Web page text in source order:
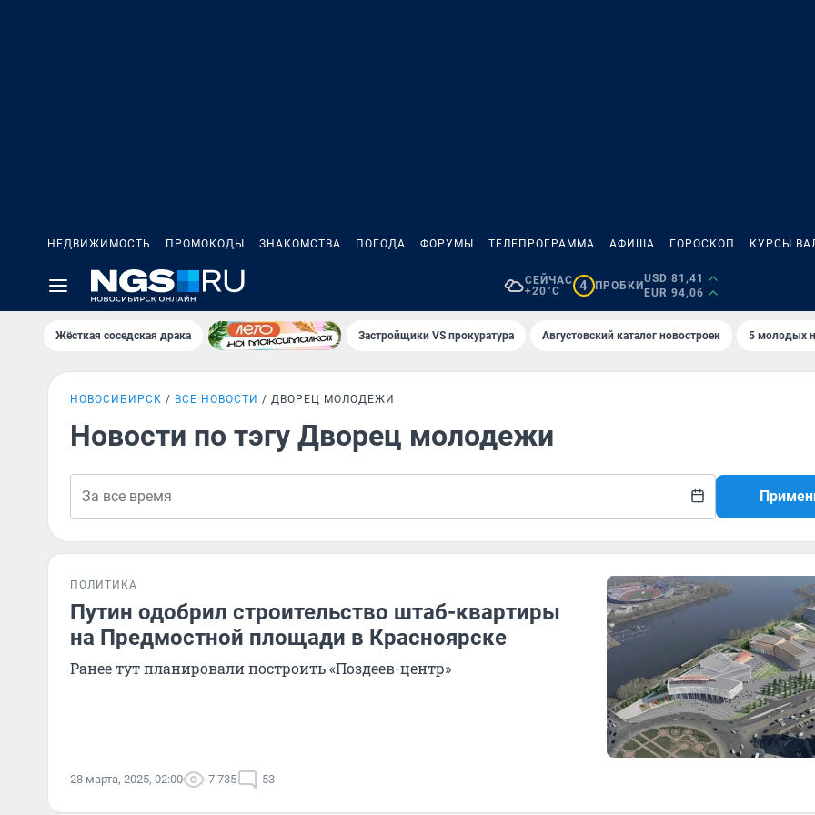
НЕДВИЖИМОСТЬ ПРОМОКОДЫ ЗНАКОМСТВА ПОГОДА ФОРУМЫ ТЕЛЕПРОГРАММА АФИША ГОРОСКОП КУРСЫ
СЕЙЧАС
+20°C
4 ПРОБКИ
USD 81,41
EUR 94,06
Жёсткая соседская драка Застройщики VS прокуратура Августовский каталог новостроек 5 молодых
НОВОСИБИРСК ВСЕ НОВОСТИ ДВОРЕЦ МОЛОДЕЖИ
Новости по тэгу Дворец молодежи
ПОЛИТИКА
Путин одобрил строительство штаб-квартиры
на Предмостной площади в Красноярске
Ранее тут планировали построить «Поздеев-центр»
28 марта, 2025, 02:00 7 735 53